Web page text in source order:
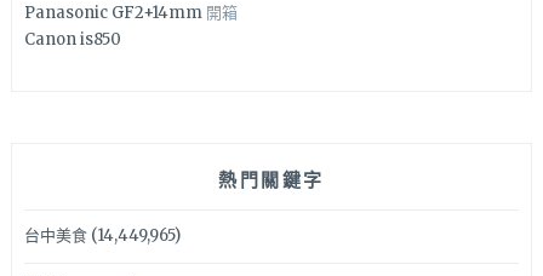
Panasonic GF2+14mm 開箱
Canon is850
熱門關鍵字
台中美食(14,449,965)